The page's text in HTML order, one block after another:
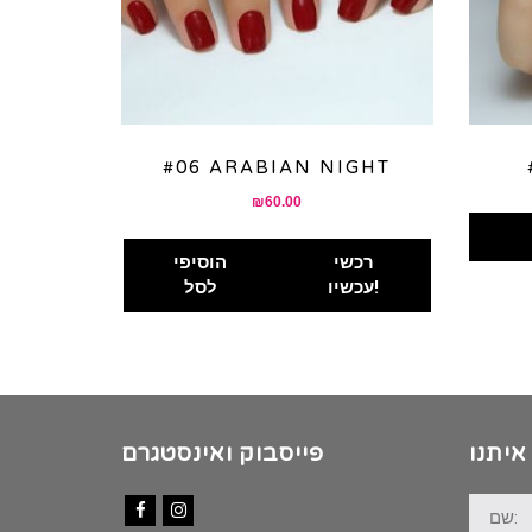
#06 ARABIAN NIGHT
₪60.00
הוסיפי
לסל
רכשי
עכשיו!
פייסבוק ואינסטגרם
שם: